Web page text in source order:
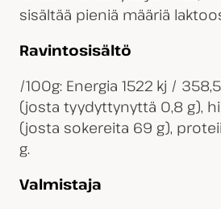
sisältää pieniä määriä
Ravintosisältö
/100g: Energia 1522 kj /
(josta tyydyttynyttä 0,8 g),
(josta sokereita 69 g),
g.
Valmistaja